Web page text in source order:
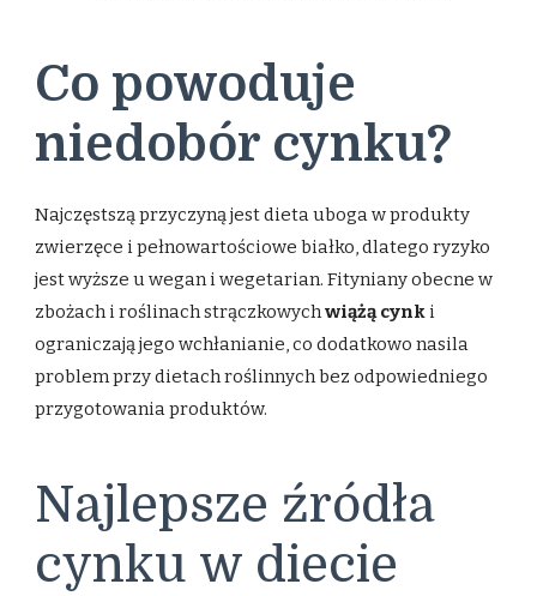
Co powoduje
niedobór cynku?
Najczęstszą przyczyną jest dieta uboga w produkty
zwierzęce i pełnowartościowe białko, dlatego ryzyko
jest wyższe u wegan i wegetarian. Fityniany obecne w
zbożach i roślinach strączkowych wiążą cynk i
ograniczają jego wchłanianie, co dodatkowo nasila
problem przy dietach roślinnych bez odpowiedniego
przygotowania produktów.
Najlepsze źródła
cynku w diecie